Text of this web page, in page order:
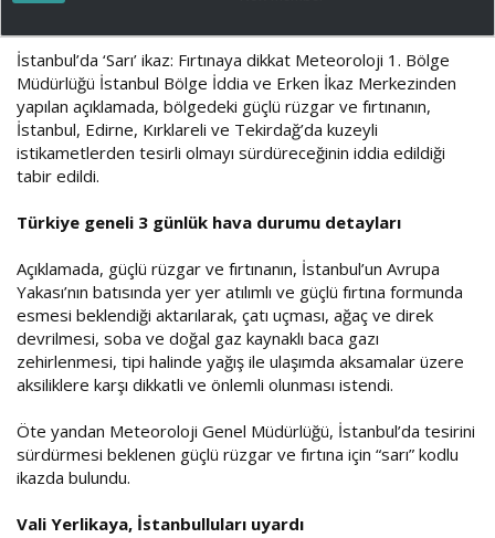
ş
t
a
n
r
i
h
i
İstanbul’da ‘Sarı’ ikaz: Fırtınaya dikkat Meteoroloji 1. Bölge
Müdürlüğü İstanbul Bölge İddia ve Erken İkaz Merkezinden
yapılan açıklamada, bölgedeki güçlü rüzgar ve fırtınanın,
İstanbul, Edirne, Kırklareli ve Tekirdağ’da kuzeyli
istikametlerden tesirli olmayı sürdüreceğinin iddia edildiği
tabir edildi.
Türkiye geneli 3 günlük hava durumu detayları
Açıklamada, güçlü rüzgar ve fırtınanın, İstanbul’un Avrupa
Yakası’nın batısında yer yer atılımlı ve güçlü fırtına formunda
esmesi beklendiği aktarılarak, çatı uçması, ağaç ve direk
devrilmesi, soba ve doğal gaz kaynaklı baca gazı
zehirlenmesi, tipi halinde yağış ile ulaşımda aksamalar üzere
aksiliklere karşı dikkatli ve önlemli olunması istendi.
Öte yandan Meteoroloji Genel Müdürlüğü, İstanbul’da tesirini
sürdürmesi beklenen güçlü rüzgar ve fırtına için “sarı” kodlu
ikazda bulundu.
Vali Yerlikaya, İstanbulluları uyardı